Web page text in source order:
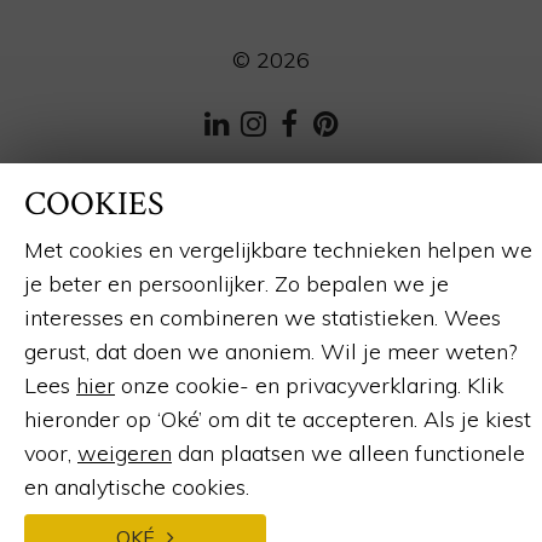
© 2026
LinkedIn
Instagram
Facebook
Pinterest
Webdesign en ontwikkeling
COOKIES
Met cookies en vergelijkbare technieken helpen we
je beter en persoonlijker. Zo bepalen we je
interesses en combineren we statistieken. Wees
gerust, dat doen we anoniem. Wil je meer weten?
Lees hier onze cookie- en privacyverklaring. Klik
hieronder op ‘Oké’ om dit te accepteren. Als je kiest
voor, weigeren dan plaatsen we alleen functionele
en analytische cookies.
OKÉ